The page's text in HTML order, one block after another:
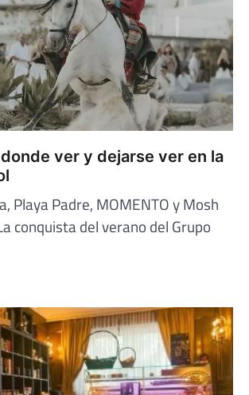
ver y dejarse ver en la
Playa Padre, MOMENTO y Mosh
conquista del verano del Grupo